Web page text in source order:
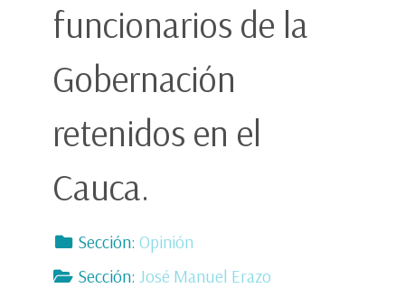
funcionarios de la
Gobernación
retenidos en el
Cauca.
Sección: Opinión
Sección: José Manuel Erazo